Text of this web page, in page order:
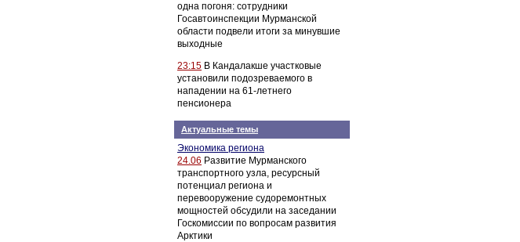
одна погоня: сотрудники
Госавтоинспекции Мурманской
области подвели итоги за минувшие
выходные
23:15 В Кандалакше участковые
установили подозреваемого в
нападении на 61-летнего
пенсионера
Актуальные темы
Экономика региона
24.06 Развитие Мурманского
транспортного узла, ресурсный
потенциал региона и
перевооружение судоремонтных
мощностей обсудили на заседании
Госкомиссии по вопросам развития
Арктики